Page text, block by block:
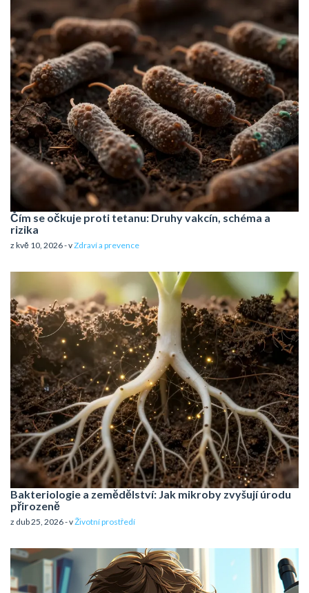
Čím se očkuje proti tetanu: Druhy vakcín, schéma a
rizika
z kvě 10, 2026 - vZdraví a prevence
Bakteriologie a zemědělství: Jak mikroby zvyšují úrodu
přirozeně
z dub 25, 2026 - vŽivotní prostředí